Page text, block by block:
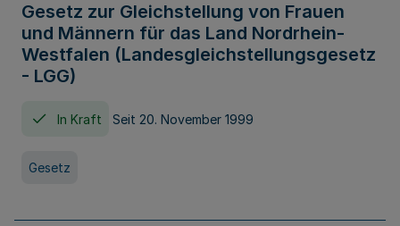
Gesetz zur Gleichstellung von Frauen
und Männern für das Land Nordrhein-
Westfalen (Landesgleichstellungsgesetz
- LGG)
In Kraft Seit 20. November 1999
Gesetz